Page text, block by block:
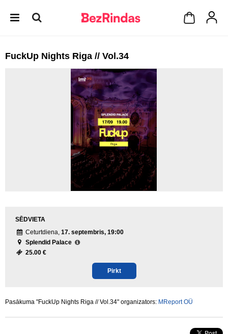
FuckUp Nights Riga // Vol.34
SĒDVIETA
Ceturtdiena, 17. septembris, 19:00
Splendid Palace
25.00 €
Pirkt
Pasākuma "FuckUp Nights Riga // Vol.34" organizators: MReport OÜ